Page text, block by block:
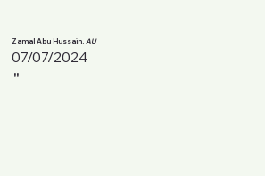
Zamal Abu Hussain, AU
07/07/2024
"